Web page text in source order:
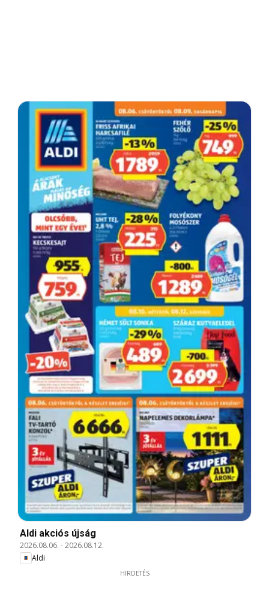
Aldi akciós újság
2026.08.06. -2026.08.12.
Aldi
HIRDETÉS